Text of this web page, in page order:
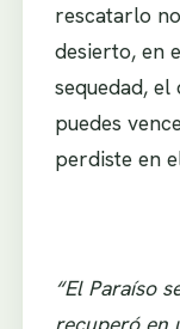
rescatarlo
desierto, en
sequedad,
puedes
perdiste en
“El Paraíso
recuperó en